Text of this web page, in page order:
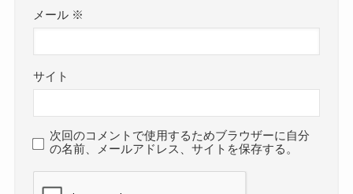
メール ※
サイト
次回のコメントで使用するためブラウザーに自分
の名前、メールアドレス、サイトを保存する。